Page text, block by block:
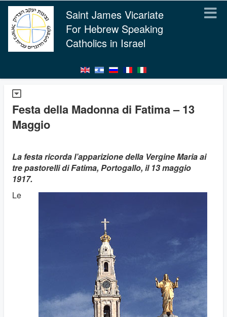
Saint James Vicariate
For Hebrew Speaking
Catholics in Israel
Festa della Madonna di Fatima – 13
Maggio
La festa ricorda l’apparizione della Vergine Maria ai
tre pastorelli di Fatima, Portogallo, il 13 maggio
1917.
Le